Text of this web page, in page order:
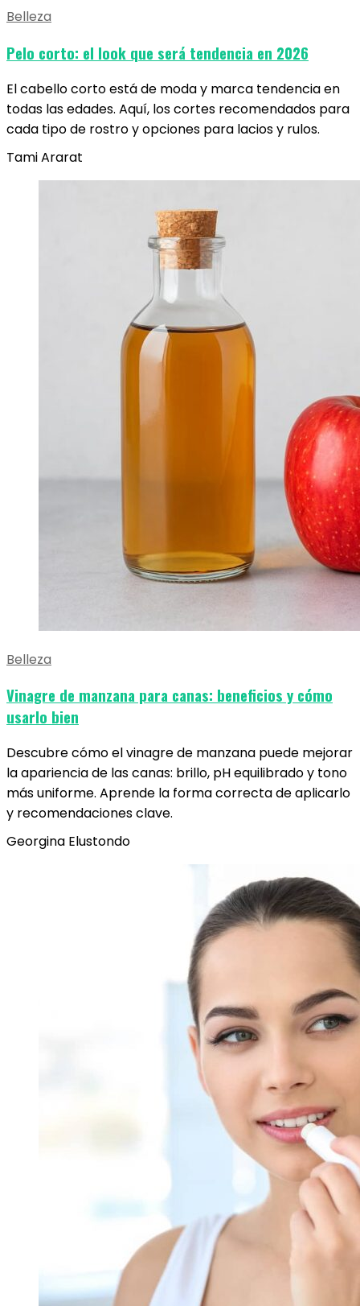
Belleza
Pelo corto: el look que será tendencia en 2026
El cabello corto está de moda y marca tendencia en
todas las edades. Aquí, los cortes recomendados para
cada tipo de rostro y opciones para lacios y rulos.
Tami Ararat
Belleza
Vinagre de manzana para canas: beneficios y cómo
usarlo bien
Descubre cómo el vinagre de manzana puede mejorar
la apariencia de las canas: brillo, pH equilibrado y tono
más uniforme. Aprende la forma correcta de aplicarlo
y recomendaciones clave.
Georgina Elustondo